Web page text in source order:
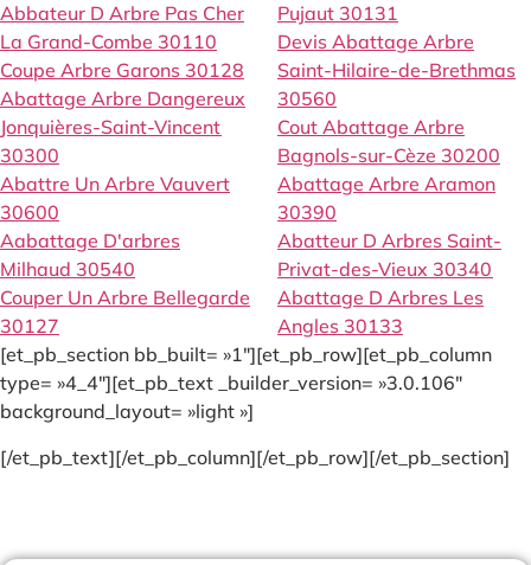
Abbateur D Arbre Pas Cher
La Grand-Combe 30110
Coupe Arbre Garons 30128
Abattage Arbre Dangereux
Jonquières-Saint-Vincent
30300
Abattre Un Arbre Vauvert
30600
Aabattage D'arbres
Milhaud 30540
Couper Un Arbre Bellegarde
30127
Pujaut 30131
Devis Abattage Arbre
Saint-Hilaire-de-Brethmas
30560
Cout Abattage Arbre
Bagnols-sur-Cèze 30200
Abattage Arbre Aramon
30390
Abatteur D Arbres Saint-
Privat-des-Vieux 30340
Abattage D Arbres Les
Angles 30133
[et_pb_section bb_built= »1″][et_pb_row][et_pb_column
type= »4_4″][et_pb_text _builder_version= »3.0.106″
background_layout= »light »]
[/et_pb_text][/et_pb_column][/et_pb_row][/et_pb_section]